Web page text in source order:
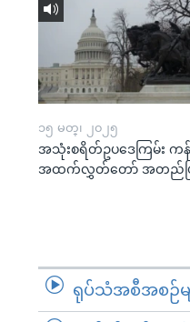
၁၅ မတ္၊ ၂၀၂၅
အသုံးစရိတ်ဥပဒေကြမ်း ကန်
အထက်လွှတ်တော် အတည်ပ
ရုပ်သံအစီအစဉ်မျ